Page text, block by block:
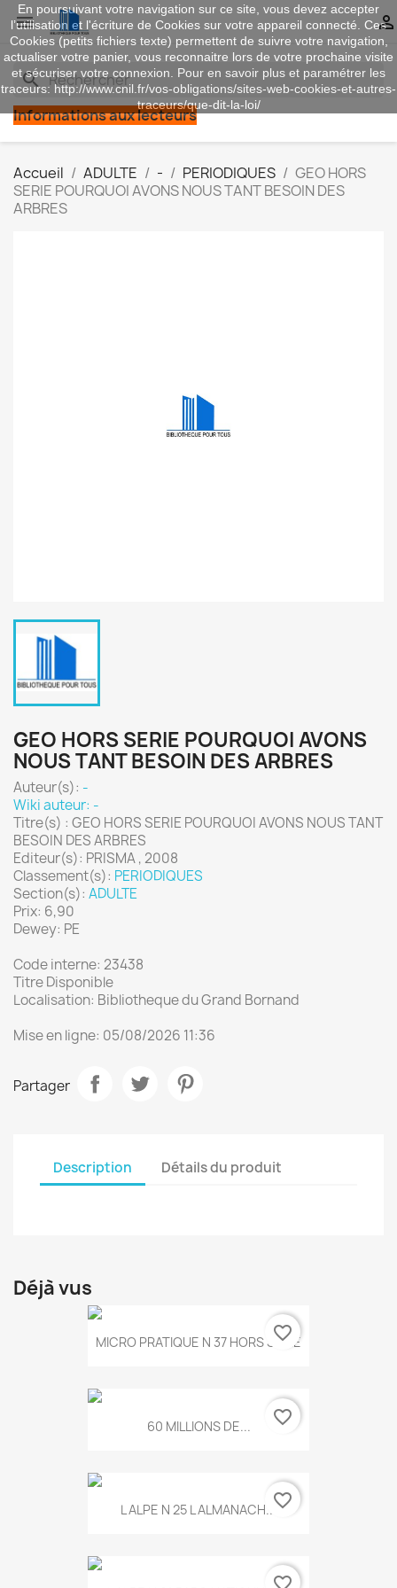
 
search
Informations aux lecteurs
Accueil ADULTE - PERIODIQUES
GEO HORS
SERIE POURQUOI AVONS NOUS TANT BESOIN DES
ARBRES
GEO HORS SERIE POURQUOI AVONS
NOUS TANT BESOIN DES ARBRES
Auteur(s): -
Wiki auteur: -
Titre(s) : GEO HORS SERIE POURQUOI AVONS NOUS TANT
BESOIN DES ARBRES
Editeur(s): PRISMA , 2008
Classement(s): PERIODIQUES
Section(s): ADULTE
Prix: 6,90
Dewey: PE
Code interne: 23438
Titre Disponible
Localisation: Bibliotheque du Grand Bornand
Mise en ligne: 05/08/2026 11:36
Partager
Description Détails du produit
Déjà vus
MICRO PRATIQUE N 37 HORS SERIE
favorite_border
60 MILLIONS DE... favorite_border
L ALPE N 25 L ALMANACH...favorite_border
En poursuivant votre navigation sur ce site, vous devez accepter
l’utilisation et l'écriture de Cookies sur votre appareil connecté. Ces
Cookies (petits fichiers texte) permettent de suivre votre navigation,
actualiser votre panier, vous reconnaitre lors de votre prochaine visite
et sécuriser votre connexion. Pour en savoir plus et paramétrer les
traceurs: http://www.cnil.fr/vos-obligations/sites-web-cookies-et-autres-
traceurs/que-dit-la-loi/